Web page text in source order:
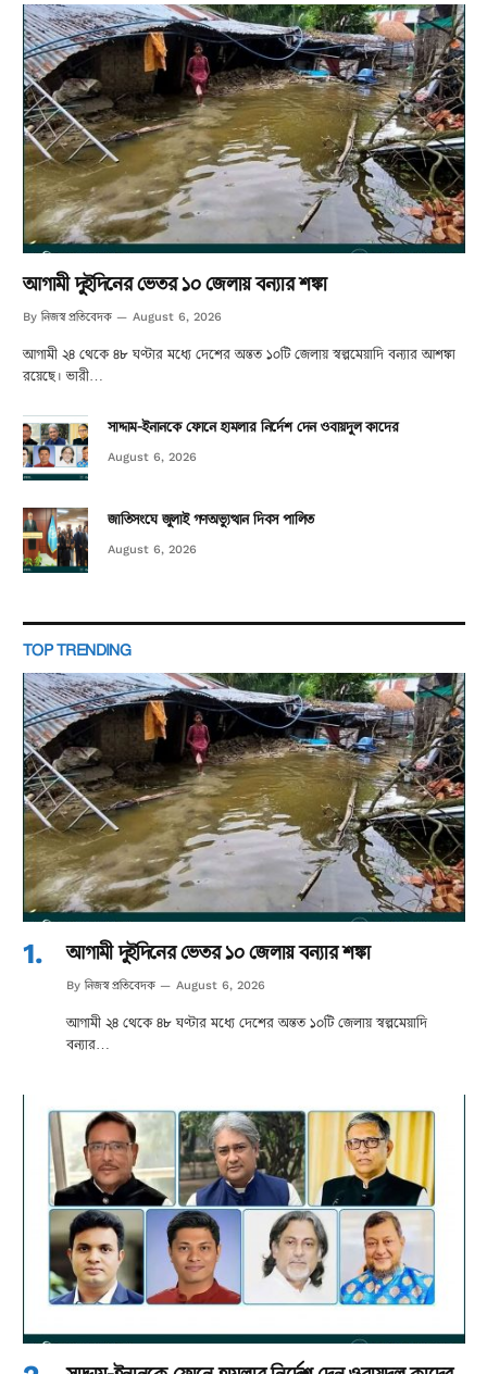
আগামী দুইদিনের ভেতর ১০ জেলায় বন্যার শঙ্কা
By নিজস্ব প্রতিবেদক August 6, 2026
আগামী ২৪ থেকে ৪৮ ঘণ্টার মধ্যে দেশের অন্তত ১০টি জেলায় স্বল্পমেয়াদি বন্যার আশঙ্কা
রয়েছে। ভারী…
সাদ্দাম-ইনানকে ফোনে হামলার নির্দেশ দেন ওবায়দুল কাদের
August 6, 2026
জাতিসংঘে জুলাই গণঅভ্যুত্থান দিবস পালিত
August 6, 2026
TOP TRENDING
আগামী দুইদিনের ভেতর ১০ জেলায় বন্যার শঙ্কা
By নিজস্ব প্রতিবেদক August 6, 2026
আগামী ২৪ থেকে ৪৮ ঘণ্টার মধ্যে দেশের অন্তত ১০টি জেলায় স্বল্পমেয়াদি
বন্যার…